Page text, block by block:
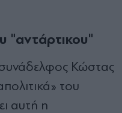
"αντάρτικου"
Κώστας
του
αυτή η